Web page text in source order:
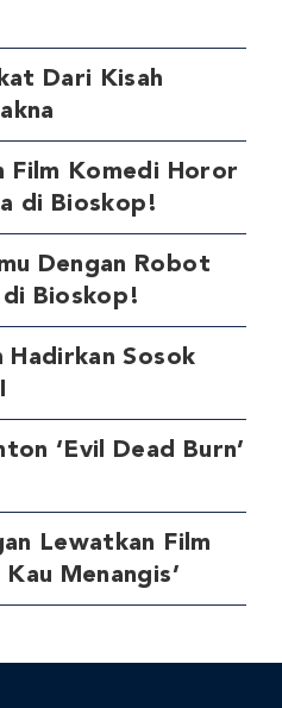
Dari Kisah
Film Komedi Horor
di Bioskop!
Dengan Robot
di Bioskop!
Sosok
‘Evil Dead Burn’
Lewatkan Film
Menangis’